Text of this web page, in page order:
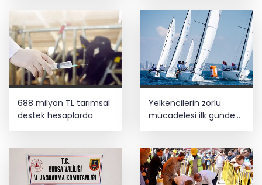
688 milyon TL tarımsal
destek hesaplarda
Yelkencilerin zorlu
mücadelesi ilk günde